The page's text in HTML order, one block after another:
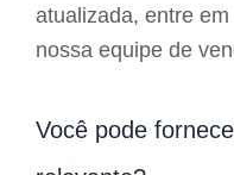
atualizada, entre
nossa equipe de
Você pode